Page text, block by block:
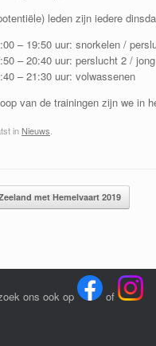
leden zijn iedere
– 19:50 uur: snorkelen /
– 20:40 uur: perslucht 2 /
– 21:30 uur: volwassenen
van de trainingen zijn we in
in Nieuws
navigatiemet Hemelvaart 2019
ons ook op of